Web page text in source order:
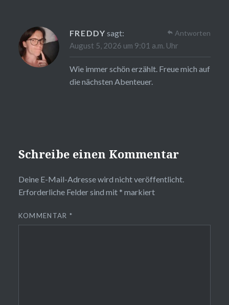
FREDDY sagt:
August 5, 2026 um 9:01 a.m. Uhr
Wie immer schön erzählt. Freue mich auf
die nächsten Abenteuer.
Antworten
Schreibe einen Kommentar
Deine E-Mail-Adresse wird nicht veröffentlicht.
Erforderliche Felder sind mit * markiert
KOMMENTAR *